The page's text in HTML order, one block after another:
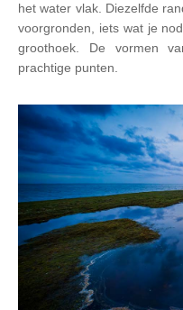
het water vlak. Diezelfde
voorgronden, iets wat je
groothoek. De vormen
prachtige punten.